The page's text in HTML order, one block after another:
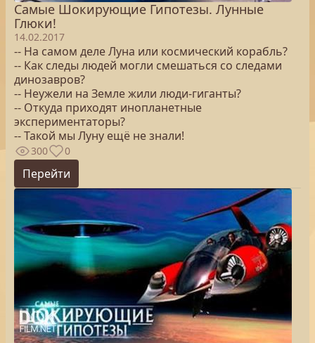
Самые Шокирующие Гипотезы. Лунные
Глюки!
14.02.2017
-- На самом деле Луна или космический корабль?
-- Как следы людей могли смешаться со следами
динозавров?
-- Неужели на Земле жили люди-гиганты?
-- Откуда приходят инопланетные
экспериментаторы?
-- Такой мы Луну ещё не знали!
300 0
Перейти